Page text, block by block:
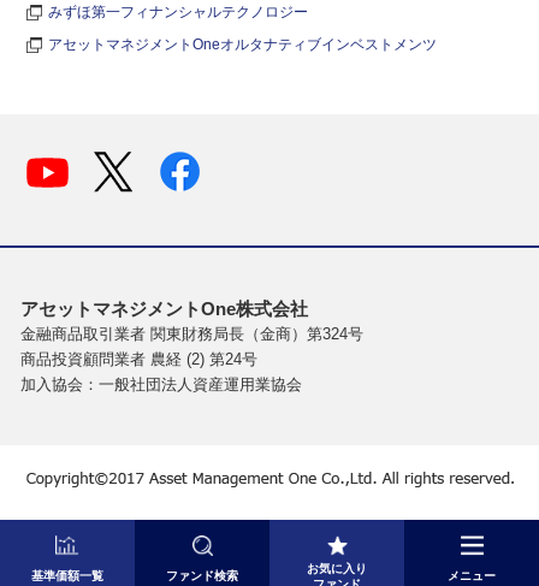
基準価額一覧 ファンド検索
お気に入り
メニュー
みずほ第一フィナンシャルテクノロジー
アセットマネジメントOneオルタナティブインベストメンツ
アセットマネジメントOne株式会社
金融商品取引業者 関東財務局長（金商）第324号
商品投資顧問業者 農経 (2) 第24号
加入協会：一般社団法人資産運用業協会